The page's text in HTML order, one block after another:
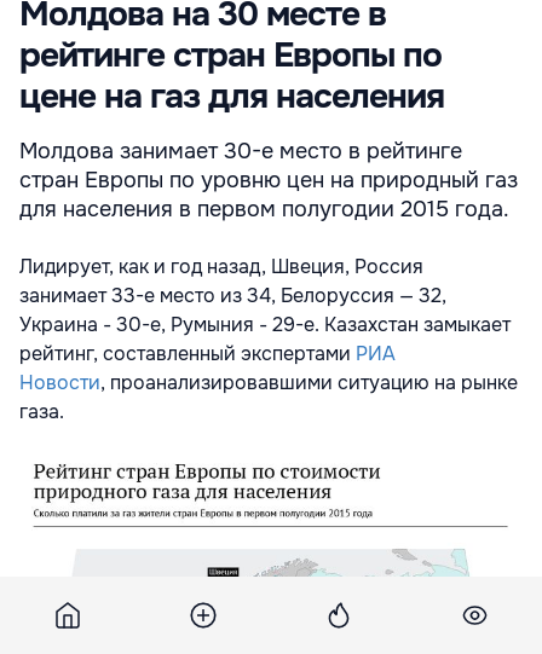
Молдова на 30 месте в
рейтинге стран Европы по
цене на газ для населения
Молдова занимает 30-е место в рейтинге
стран Европы по уровню цен на природный газ
для населения в первом полугодии 2015 года.
Лидирует, как и год назад, Швеция, Россия
занимает 33-е место из 34, Белоруссия — 32,
Украина - 30-е, Румыния - 29-е. Казахстан замыкает
рейтинг, составленный экспертами РИА
Новости, проанализировавшими ситуацию на рынке
газа.